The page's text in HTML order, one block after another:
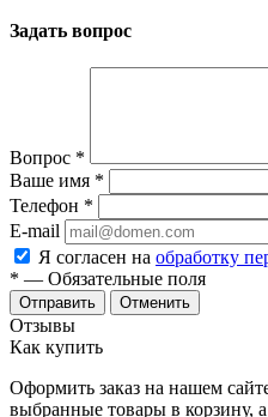
Задать вопрос
Вопрос *
Ваше имя *
Телефон *
E-mail
Я согласен на обработку
* — Обязательные поля
Отменить
Отзывы
Как купить
Оформить заказ на нашем
выбранные товары в корзину,